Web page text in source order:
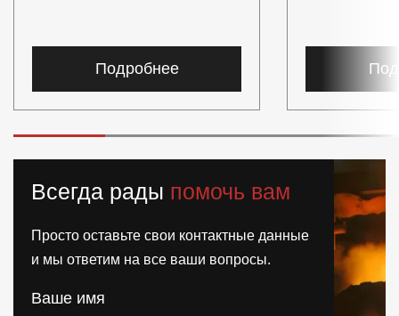
Подробнее
Всегда рады помочь вам
Просто оставьте свои контактные данные
и мы ответим на все ваши вопросы.
Ваше имя